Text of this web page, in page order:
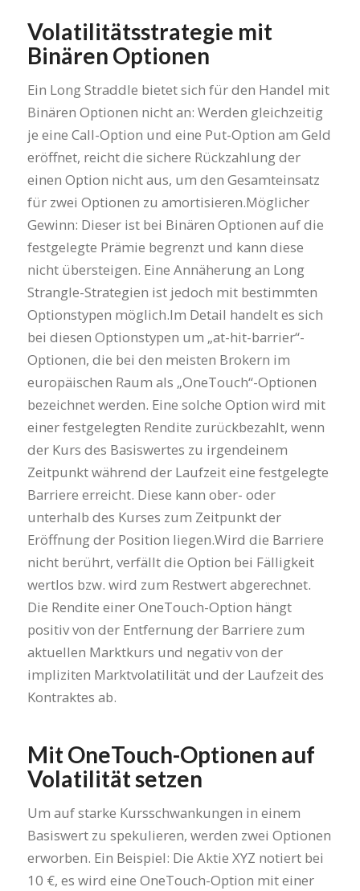
Volatilitätsstrategie mit
Binären Optionen
Ein Long Straddle bietet sich für den Handel mit
Binären Optionen nicht an: Werden gleichzeitig
je eine Call-Option und eine Put-Option am Geld
eröffnet, reicht die sichere Rückzahlung der
einen Option nicht aus, um den Gesamteinsatz
für zwei Optionen zu amortisieren.Möglicher
Gewinn: Dieser ist bei Binären Optionen auf die
festgelegte Prämie begrenzt und kann diese
nicht übersteigen. Eine Annäherung an Long
Strangle-Strategien ist jedoch mit bestimmten
Optionstypen möglich.Im Detail handelt es sich
bei diesen Optionstypen um „at-hit-barrier“-
Optionen, die bei den meisten Brokern im
europäischen Raum als „OneTouch“-Optionen
bezeichnet werden. Eine solche Option wird mit
einer festgelegten Rendite zurückbezahlt, wenn
der Kurs des Basiswertes zu irgendeinem
Zeitpunkt während der Laufzeit eine festgelegte
Barriere erreicht. Diese kann ober- oder
unterhalb des Kurses zum Zeitpunkt der
Eröffnung der Position liegen.Wird die Barriere
nicht berührt, verfällt die Option bei Fälligkeit
wertlos bzw. wird zum Restwert abgerechnet.
Die Rendite einer OneTouch-Option hängt
positiv von der Entfernung der Barriere zum
aktuellen Marktkurs und negativ von der
impliziten Marktvolatilität und der Laufzeit des
Kontraktes ab.
Mit OneTouch-Optionen auf
Volatilität setzen
Um auf starke Kursschwankungen in einem
Basiswert zu spekulieren, werden zwei Optionen
erworben. Ein Beispiel: Die Aktie XYZ notiert bei
10 €, es wird eine OneTouch-Option mit einer